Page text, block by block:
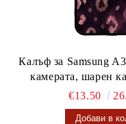
Калъф за Samsung
камерата, шарен
€13.50